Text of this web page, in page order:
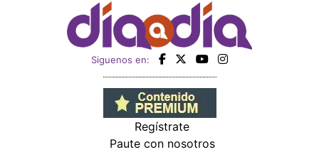
Siguenos en:
Regístrate
Paute con nosotros